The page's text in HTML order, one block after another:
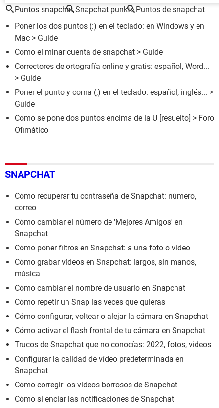
Puntos snapchat Snapchat punkte Puntos de snapchat
Poner los dos puntos (:) en el teclado: en Windows y en
Mac > Guide
Como eliminar cuenta de snapchat > Guide
Correctores de ortografía online y gratis: español, Word...
> Guide
Poner el punto y coma (;) en el teclado: español, inglés... >
Guide
Como se pone dos puntos encima de la U [resuelto] > Foro
Ofimático
SNAPCHAT
Cómo recuperar tu contraseña de Snapchat: número,
correo
Cómo cambiar el número de 'Mejores Amigos' en
Snapchat
Cómo poner filtros en Snapchat: a una foto o video
Cómo grabar vídeos en Snapchat: largos, sin manos,
música
Cómo cambiar el nombre de usuario en Snapchat
Cómo repetir un Snap las veces que quieras
Cómo configurar, voltear o alejar la cámara en Snapchat
Cómo activar el flash frontal de tu cámara en Snapchat
Trucos de Snapchat que no conocías: 2022, fotos, videos
Configurar la calidad de vídeo predeterminada en
Snapchat
Cómo corregir los videos borrosos de Snapchat
Cómo silenciar las notificaciones de Snapchat